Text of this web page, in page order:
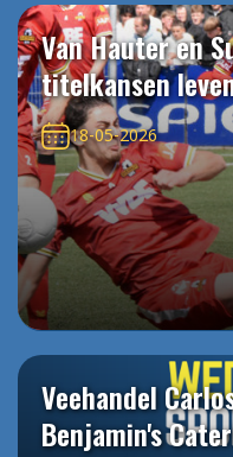
Van Hauter en
titelkansen
18-05-2026
Veehandel
Benjamin's